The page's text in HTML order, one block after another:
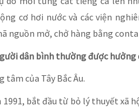
cơ hơi nước và các viện
nguồn mở, chở hàng bằng
dân bình thường được hưởng
của Tây Bắc Âu.
1991, bắt đầu từ bỏ lý thuyết xã